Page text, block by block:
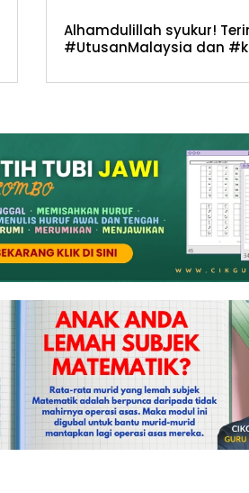
Alhamdulillah syukur!
#UtusanMalaysia dan